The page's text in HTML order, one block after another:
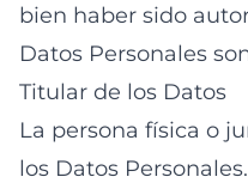
bien haber sido
Datos Personales
Titular de los Datos
La persona física o
los Datos Personales.